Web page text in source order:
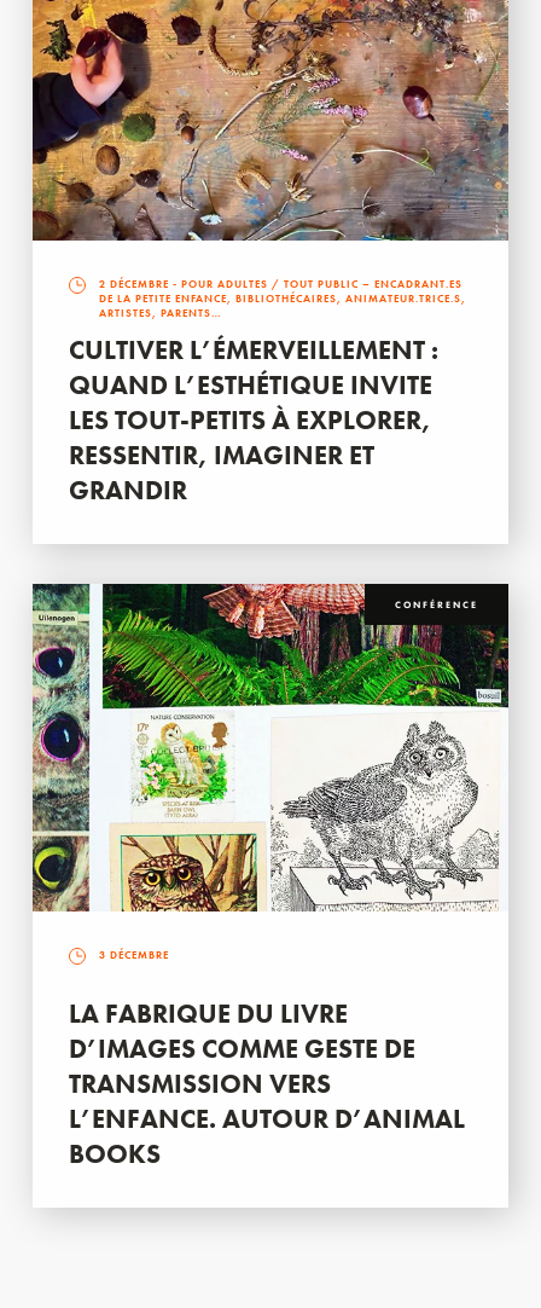
2 DÉCEMBRE - POUR ADULTES / TOUT PUBLIC – ENCADRANT.ES
DE LA PETITE ENFANCE, BIBLIOTHÉCAIRES, ANIMATEUR.TRICE.S,
ARTISTES, PARENTS…
CULTIVER L’ÉMERVEILLEMENT :
QUAND L’ESTHÉTIQUE INVITE
LES TOUT-PETITS À EXPLORER,
RESSENTIR, IMAGINER ET
GRANDIR
CONFÉRENCE
3 DÉCEMBRE
LA FABRIQUE DU LIVRE
D’IMAGES COMME GESTE DE
TRANSMISSION VERS
L’ENFANCE. AUTOUR D’ANIMAL
BOOKS